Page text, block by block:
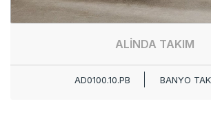
ALİNDA TAKIM
AD0100.10.PB BANYO